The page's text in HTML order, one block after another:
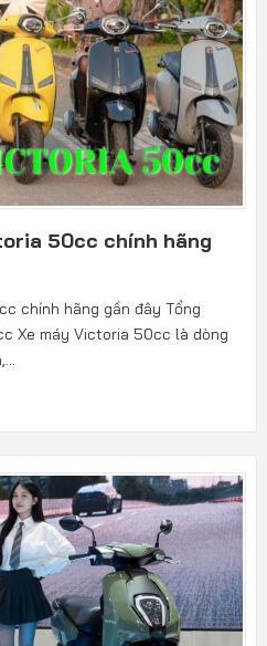
50cc chính hãng
chính hãng gần đây Tổng
Xe máy Victoria 50cc là dòng